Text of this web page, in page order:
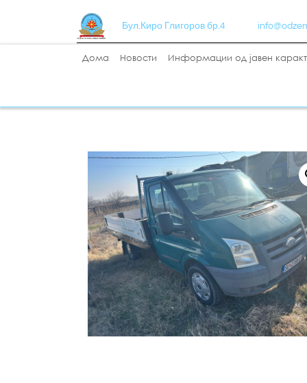
Бул.Киро Глигоров бр.4
Дома Новости Информации од јавен